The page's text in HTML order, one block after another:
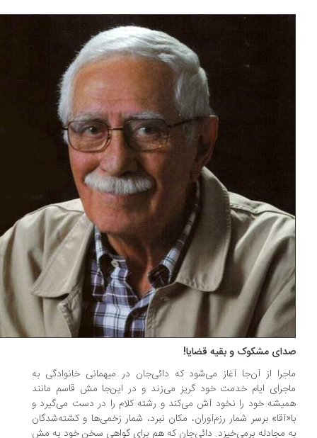
مشکوک و بقیه قضایا!
از آن‌جا آغاز می‌شود که دائی‌جان در میهمانی‌ خانوادگی‌ به‌
ایام خدمت خود گریز‌ می‌زند‌ و در‌ این‌جا مش قاسم مانند
خود را نخود آش می‌کند و رشته کلام را در دست می‌گیرد و
برسر شمار رزم‌آوران، مکان‌ نبرد‌، شمار‌ زخمی‌ها و کشته‌شدگان
مجادله برمی‌خیزد. دائی‌جان که هم‌ برای‌ گواهی سخن خود به مش